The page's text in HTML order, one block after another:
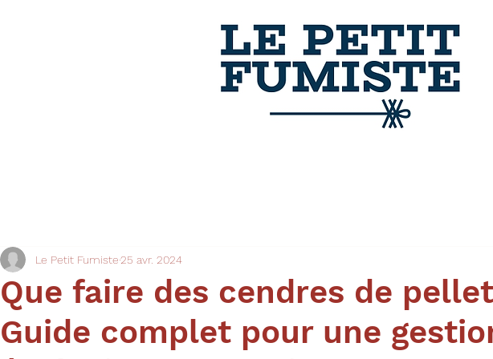
Que faire des cendres de
Guide complet pour une
Le Petit Fumiste25 avr. 2024